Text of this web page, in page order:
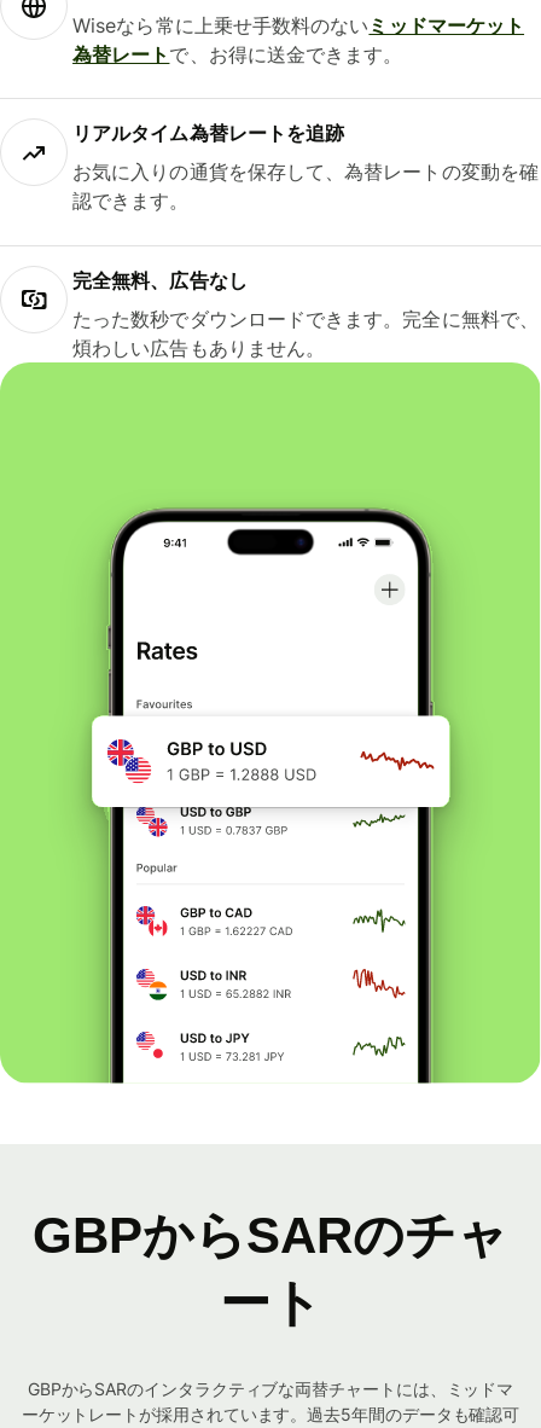
Wiseなら常に上乗せ手数料のない ミッドマーケット
為替レート で、お得に送金できます。
リアルタイム為替レートを追跡
お気に入りの通貨を保存して、為替レートの変動を確
認できます。
完全無料、広告なし
たった数秒でダウンロードできます。完全に無料で、
煩わしい広告もありません。
GBPからSARのチャ
ート
GBPからSARのインタラクティブな両替チャートには、ミッドマ
ーケットレートが採用されています。過去5年間のデータも確認可